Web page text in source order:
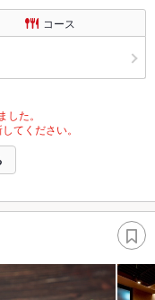
コース
た。
てください。